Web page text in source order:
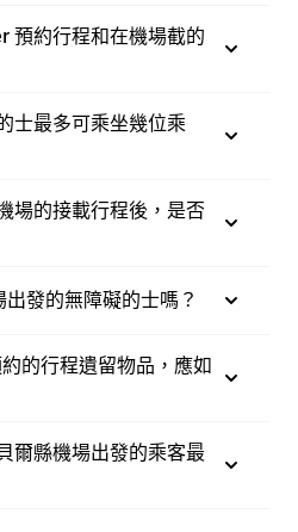
預約行程和在機場截的
士最多可乘坐幾位乘
場的接載行程後，是否
發的無障礙的士嗎？
的行程遺留物品，應如
爾縣機場出發的乘客最